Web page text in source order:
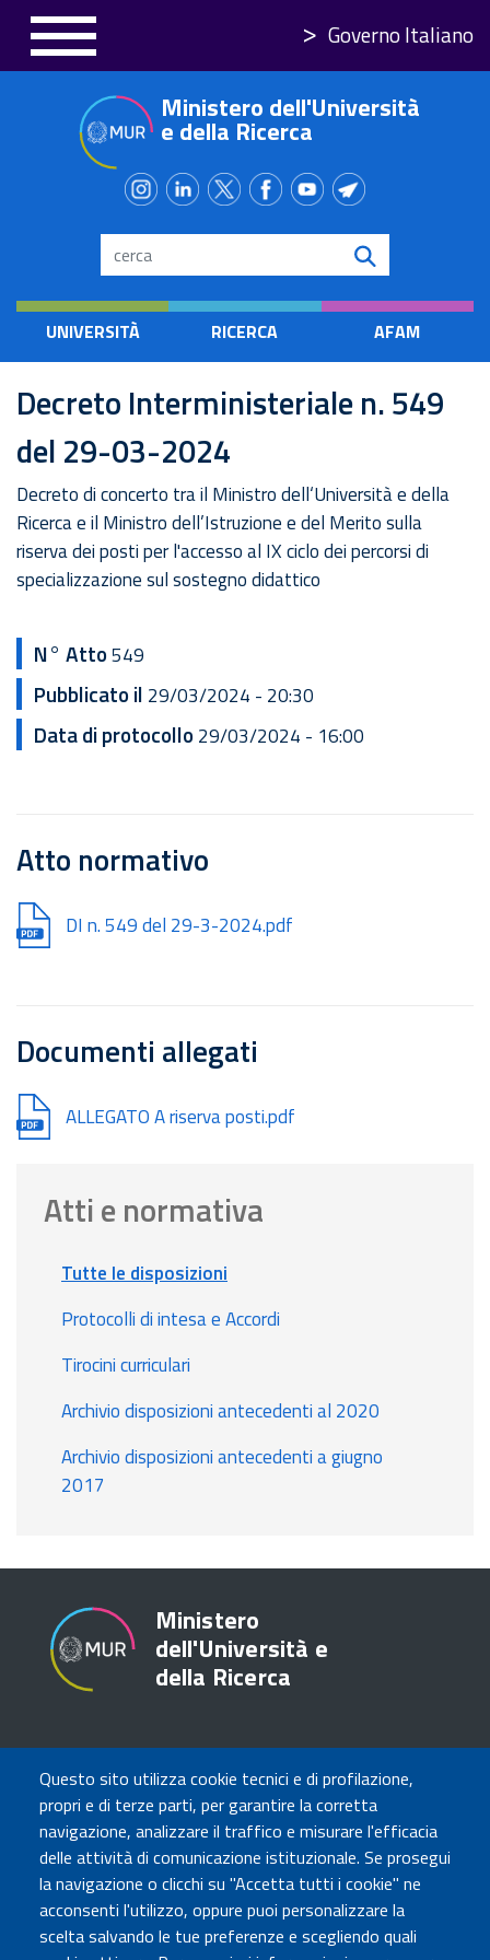
principale
Governo Italiano
Questo sito utilizza cookie tecnici e di profilazione,
propri e di terze parti, per garantire la corretta
navigazione, analizzare il traffico e misurare l'efficacia
delle attività di comunicazione istituzionale. Se prosegui
la navigazione o clicchi su "Accetta tutti i cookie" ne
acconsenti l'utilizzo, oppure puoi personalizzare la
scelta salvando le tue preferenze e scegliendo quali
Ministero dell'Università
e della Ricerca
Search
UNIVERSITÀ RICERCA AFAM
Decreto Interministeriale n. 549
del 29-03-2024
Decreto di concerto tra il Ministro dell‘Università e della
Ricerca e il Ministro dell’Istruzione e del Merito sulla
riserva dei posti per l'accesso al IX ciclo dei percorsi di
specializzazione sul sostegno didattico
N° Atto549
Pubblicato il 29/03/2024 - 20:30
Data di protocollo 29/03/2024 - 16:00
Atto normativo
Document
DI n. 549 del 29-3-2024.pdf
Documenti allegati
Document
ALLEGATO A riserva posti.pdf
Atti e normativa
Tutte le disposizioni
Protocolli di intesa e Accordi
Tirocini curriculari
Archivio disposizioni antecedenti al 2020
Archivio disposizioni antecedenti a giugno
2017
Ministero
dell'Università e
della Ricerca
TRASPARENZA
Amministrazione Trasparente
Atti di notifica
Albo online
Concorsi
COMUNICA CON NOI